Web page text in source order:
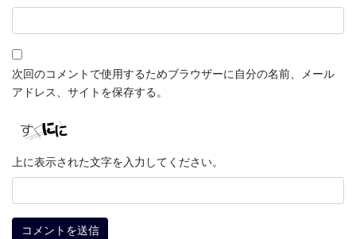
次回のコメントで使用するためブラウザーに自分の名前、メール
アドレス、サイトを保存する。
上に表示された文字を入力してください。